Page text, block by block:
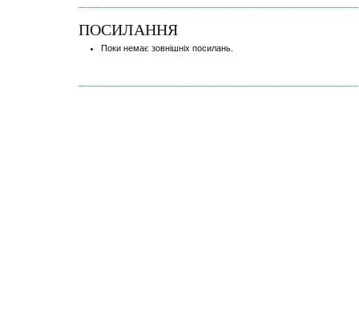
ПОСИЛАННЯ
Поки немає зовнішніх посилань.